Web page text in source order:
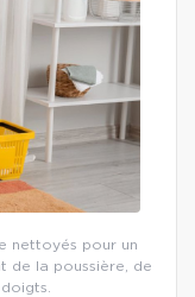
nettoyés pour un
de la poussière, de